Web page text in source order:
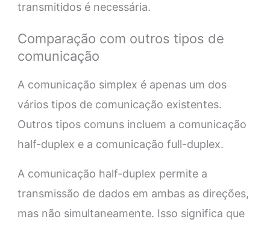
transmitidos é necessária.
Comparação com outros tipos de
comunicação
A comunicação simplex é apenas um dos
vários tipos de comunicação existentes.
Outros tipos comuns incluem a comunicação
half-duplex e a comunicação full-duplex.
A comunicação half-duplex permite a
transmissão de dados em ambas as direções,
mas não simultaneamente. Isso significa que